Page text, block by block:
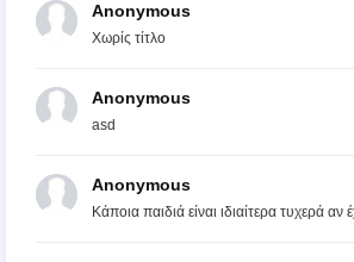
Anonymous
Χωρίς τίτλο
Anonymous
asd
Anonymous
Κάποια παιδιά είναι ιδιαίτερα τυχερά αν